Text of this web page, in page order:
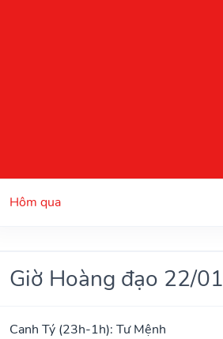
Hôm qua
Giờ Hoàng đạo 22/
Canh Tý (23h-1h): Tư Mệnh